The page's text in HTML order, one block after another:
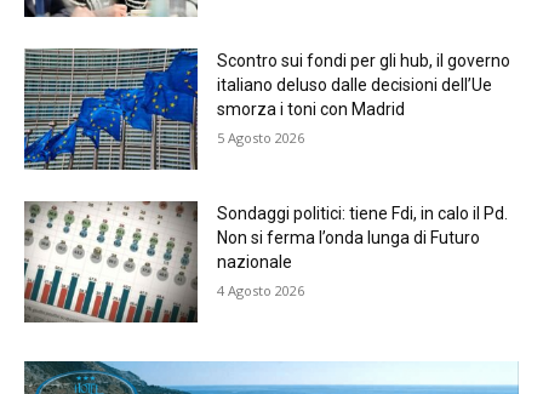
Scontro sui fondi per gli hub, il governo
italiano deluso dalle decisioni dell’Ue
smorza i toni con Madrid
5 Agosto 2026
Sondaggi politici: tiene Fdi, in calo il Pd.
Non si ferma l’onda lunga di Futuro
nazionale
4 Agosto 2026